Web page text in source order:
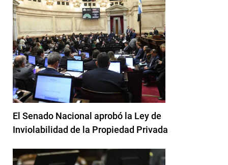
El Senado Nacional aprobó la Ley de
Inviolabilidad de la Propiedad Privada